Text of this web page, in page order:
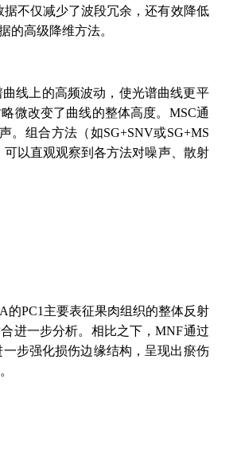
不仅减少了波段冗余，还有效降低
的高级降维方法。
线上的高频波动，使光谱曲线更平
微改变了曲线的整体高度。MSC通
。组合方法（如SG+SNV或SG+MS
以直观观察到各方法对噪声、散射
PC1主要表征果肉组织的整体反射
进一步分析。相比之下，MNF通过
步强化损伤边缘结构，呈现出瘀伤